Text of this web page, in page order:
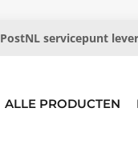
PostNL servicepunt
ALLE PRODUCTEN